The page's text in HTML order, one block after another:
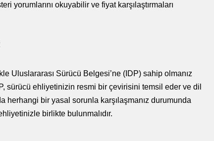
yorumlarını okuyabilir ve fiyat karşılaştırmaları
Uluslararası Sürücü Belgesi’ne (IDP) sahip olmanız
sürücü ehliyetinizin resmi bir çevirisini temsil eder ve dil
herhangi bir yasal sorunla karşılaşmanız durumunda
birlikte bulunmalıdır.